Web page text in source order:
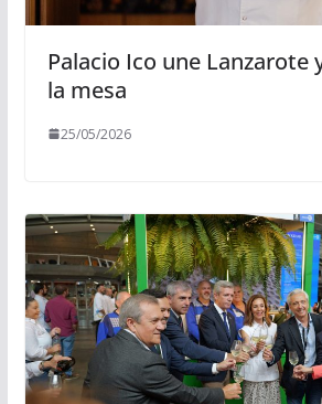
Palacio Ico une Lanzarote
la mesa
25/05/2026